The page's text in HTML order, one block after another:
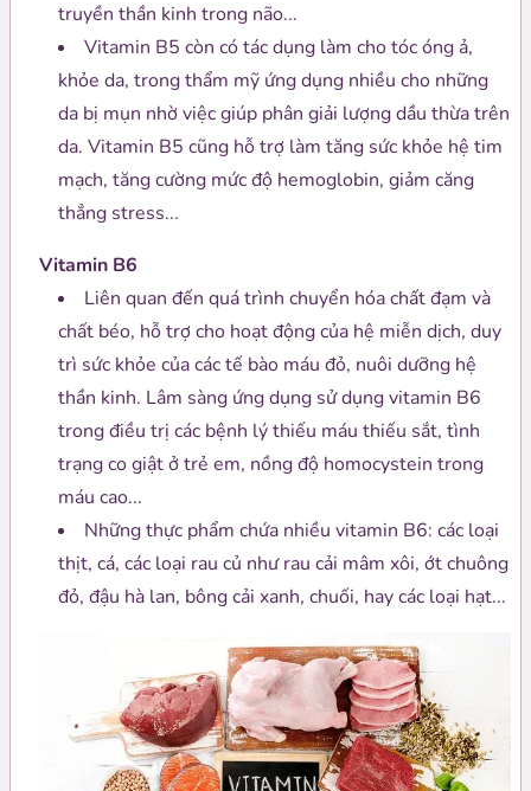
truyền thần kinh trong não...
Vitamin B5 còn có tác dụng làm cho tóc óng ả,
khỏe da, trong thẩm mỹ ứng dụng nhiều cho những
da bị mụn nhờ việc giúp phân giải lượng dầu thừa trên
da. Vitamin B5 cũng hỗ trợ làm tăng sức khỏe hệ tim
mạch, tăng cường mức độ hemoglobin, giảm căng
thẳng stress...
Vitamin B6
Liên quan đến quá trình chuyển hóa chất đạm và
chất béo, hỗ trợ cho hoạt động của hệ miễn dịch, duy
trì sức khỏe của các tế bào máu đỏ, nuôi dưỡng hệ
thần kinh. Lâm sàng ứng dụng sử dụng vitamin B6
trong điều trị các bệnh lý thiếu máu thiếu sắt, tình
trạng co giật ở trẻ em, nồng độ homocystein trong
máu cao...
Những thực phẩm chứa nhiều vitamin B6: các loại
thịt, cá, các loại rau củ như rau cải mâm xôi, ớt chuông
đỏ, đậu hà lan, bông cải xanh, chuối, hay các loại hạt...